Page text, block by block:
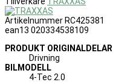
Artikelnummer RC425381
ean13 020334538109
PRODUKT ORIGINALDELAR
Drivning
BILMODELL
4-Tec 2.0